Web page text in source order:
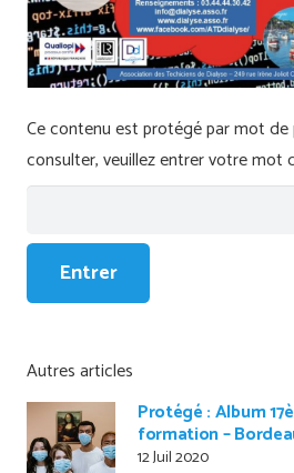
Ce contenu est protégé par mot de
consulter, veuillez entrer votre mot
Autres articles
Protégé : Album
formation –
12 Juil 2020